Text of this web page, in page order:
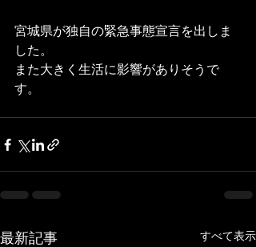
宮城県が独自の緊急事態宣言を出しま
した。
また大きく生活に影響がありそうで
す。
最新記事 すべて表示